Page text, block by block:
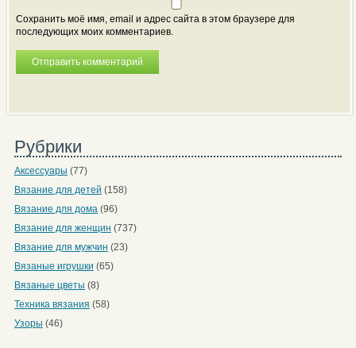
Сохранить моё имя, email и адрес сайта в этом браузере для
последующих моих комментариев.
Рубрики
Аксессуары (77)
Вязание для детей (158)
Вязание для дома(96)
Вязание для женщин (737)
Вязание для мужчин (23)
Вязаные игрушки (65)
Вязаные цветы (8)
Техника вязания (58)
Узоры (46)